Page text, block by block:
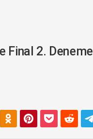
Final 2. Deneme